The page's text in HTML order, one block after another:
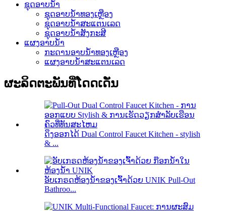
ຊຸດອາບນໍ້າ
ຊຸດອາບນ້ໍາທອງເຫຼືອງ
ຊຸດອາບນ້ໍາສະແຕນເລດ
ຊຸດອາບນ້ໍາສັງກະສີ
ແຜງອາບນ້ໍາ
ກະດານອາບນ້ໍາທອງເຫຼືອງ
ແຜງອາບນ້ໍາສະແຕນເລດ
ຜະລິດຕະພັນທີ່ໂດດເດັ່ນ
ດຶງອອກໄດ້ Dual Control Faucet Kitchen - stylish
& ...
ອັບເກຣດຫ້ອງນ້ຳຂອງເຈົ້າດ້ວຍ UNIK Pull-Out
Bathroo...